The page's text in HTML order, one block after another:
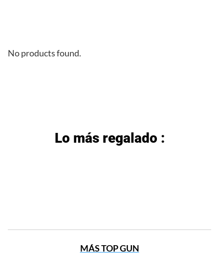
No products found.
Lo más regalado :
MÁS TOP GUN